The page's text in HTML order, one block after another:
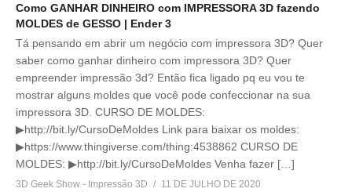
Como GANHAR DINHEIRO com IMPRESSORA 3D fazendo
MOLDES de GESSO | Ender 3
Tá pensando em abrir um negócio com impressora 3D? Quer
saber como ganhar dinheiro com impressora 3D? Quer
empreender impressão 3d? Então fica ligado pq eu vou te
mostrar alguns moldes que você pode confeccionar na sua
impressora 3D. CURSO DE MOLDES:
▶http://bit.ly/CursoDeMoldes Link para baixar os moldes:
▶https://www.thingiverse.com/thing:4538862 CURSO DE
MOLDES: ▶http://bit.ly/CursoDeMoldes Venha fazer […]
3D Geek Show - Impressão 3D
11 DE JULHO DE 2020